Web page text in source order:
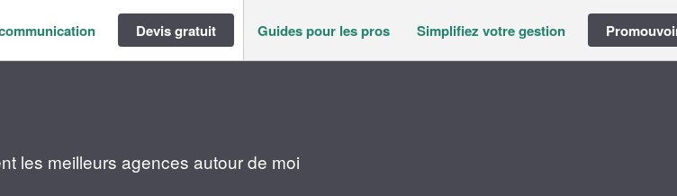
Devis gratuit Guides pour les pros Simplifiez votre gestion
les meilleurs agences autour de moi